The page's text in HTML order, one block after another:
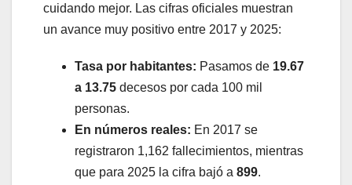
cuidando mejor. Las cifras oficiales muestran
un avance muy positivo entre 2017 y 2025:
Tasa por habitantes: Pasamos de 19.67
a 13.75 decesos por cada 100 mil
personas.
En números reales: En 2017 se
registraron 1,162 fallecimientos, mientras
que para 2025 la cifra bajó a 899.